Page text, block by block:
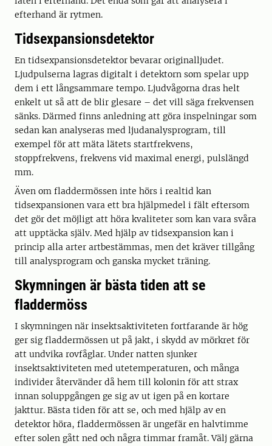
efterhand är rytmen.
Tidsexpansionsdetektor
En tidsexpansionsdetektor bevarar originalljudet.
Ljudpulserna lagras digitalt i detektorn som spelar upp
dem i ett långsammare tempo. Ljudvågorna dras helt
enkelt ut så att de blir glesare – det vill säga frekvensen
sänks. Därmed finns anledning att göra inspelningar som
sedan kan analyseras med ljudanalysprogram, till
exempel för att mäta lätets startfrekvens,
stoppfrekvens, frekvens vid maximal energi, pulslängd
mm.
Även om fladdermössen inte hörs i realtid kan
tidsexpansionen vara ett bra hjälpmedel i fält eftersom
det gör det möjligt att höra kvaliteter som kan vara svåra
att upptäcka själv. Med hjälp av tidsexpansion kan i
princip alla arter artbestämmas, men det kräver tillgång
till analysprogram och ganska mycket träning.
Skymningen är bästa tiden att se
fladdermöss
I skymningen när insektsaktiviteten fortfarande är hög
ger sig fladdermössen ut på jakt, i skydd av mörkret för
att undvika rovfåglar. Under natten sjunker
insektsaktiviteten med utetemperaturen, och många
individer återvänder då hem till kolonin för att strax
innan soluppgången ge sig av ut igen på en kortare
jakttur. Bästa tiden för att se, och med hjälp av en
detektor höra, fladdermössen är ungefär en halvtimme
efter solen gått ned och några timmar framåt. Välj gärna